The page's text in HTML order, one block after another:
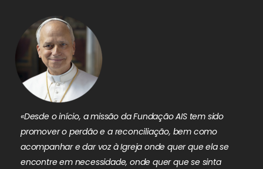
«Desde o início, a missão da Fundação AIS tem sido
promover o perdão e a reconciliação, bem como
acompanhar e dar voz à Igreja onde quer que ela se
encontre em necessidade, onde quer que se sinta